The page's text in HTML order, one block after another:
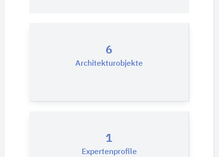
6
Architekturobjekte
1
Expertenprofile